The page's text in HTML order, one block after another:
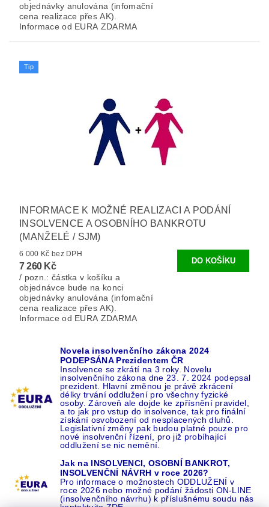
objednávky anulována (infomační
cena realizace přes AK).
Informace od EURA ZDARMA
Tip
INFORMACE K MOŽNÉ REALIZACI A PODÁNÍ
INSOLVENCE A OSOBNÍHO BANKROTU
(MANŽELÉ / SJM)
6 000 Kč bez DPH
7 260 Kč
/ pozn.: částka v košíku a
objednávce bude na konci
objednávky anulována (infomační
cena realizace přes AK).
Informace od EURA ZDARMA
Novela insolvenčního zákona 2024
PODEPSÁNA Prezidentem ČR
Insolvence se zkrátí na 3 roky. Novelu
insolvenčního zákona dne 23. 7. 2024 podepsal
prezident. Hlavní změnou je právě zkrácení
délky trvání oddlužení pro všechny fyzické
osoby. Zároveň ale dojde ke zpřísnění pravidel,
a to jak pro vstup do insolvence, tak pro finální
získání osvobození od nesplacených dluhů.
Legislativní změny pak budou platné pouze pro
nové insolvenční řízení, pro již probíhající
oddlužení se nic nemění.
Jak na INSOLVENCI, OSOBNÍ BANKROT,
INSOLVENČNÍ NÁVRH v roce 2026?
Pro informace o možnostech ODDLUŽENÍ v
roce 2026 nebo možné podání žádosti ON-LINE
(insolvenčního návrhu) k příslušnému soudu nás